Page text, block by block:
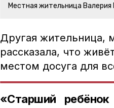
Местная жительница Валерия
Другая жительница,
рассказала, что
местом досуга для
«Старший